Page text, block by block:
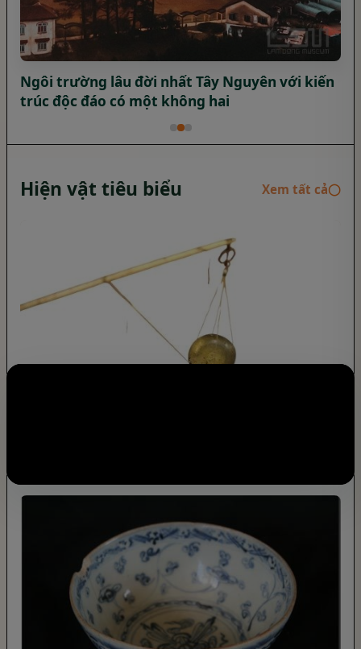
Ngôi trường lâu đời nhất Tây Nguyên với kiến
trúc độc đáo có một không hai
Hiện vật tiêu biểu Xem tất cả◯